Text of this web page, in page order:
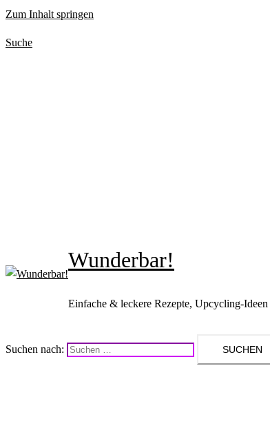
Zum Inhalt springen
Suche
Wunderbar!
Einfache & leckere Rezepte, Upcycling-
Suchen nach: